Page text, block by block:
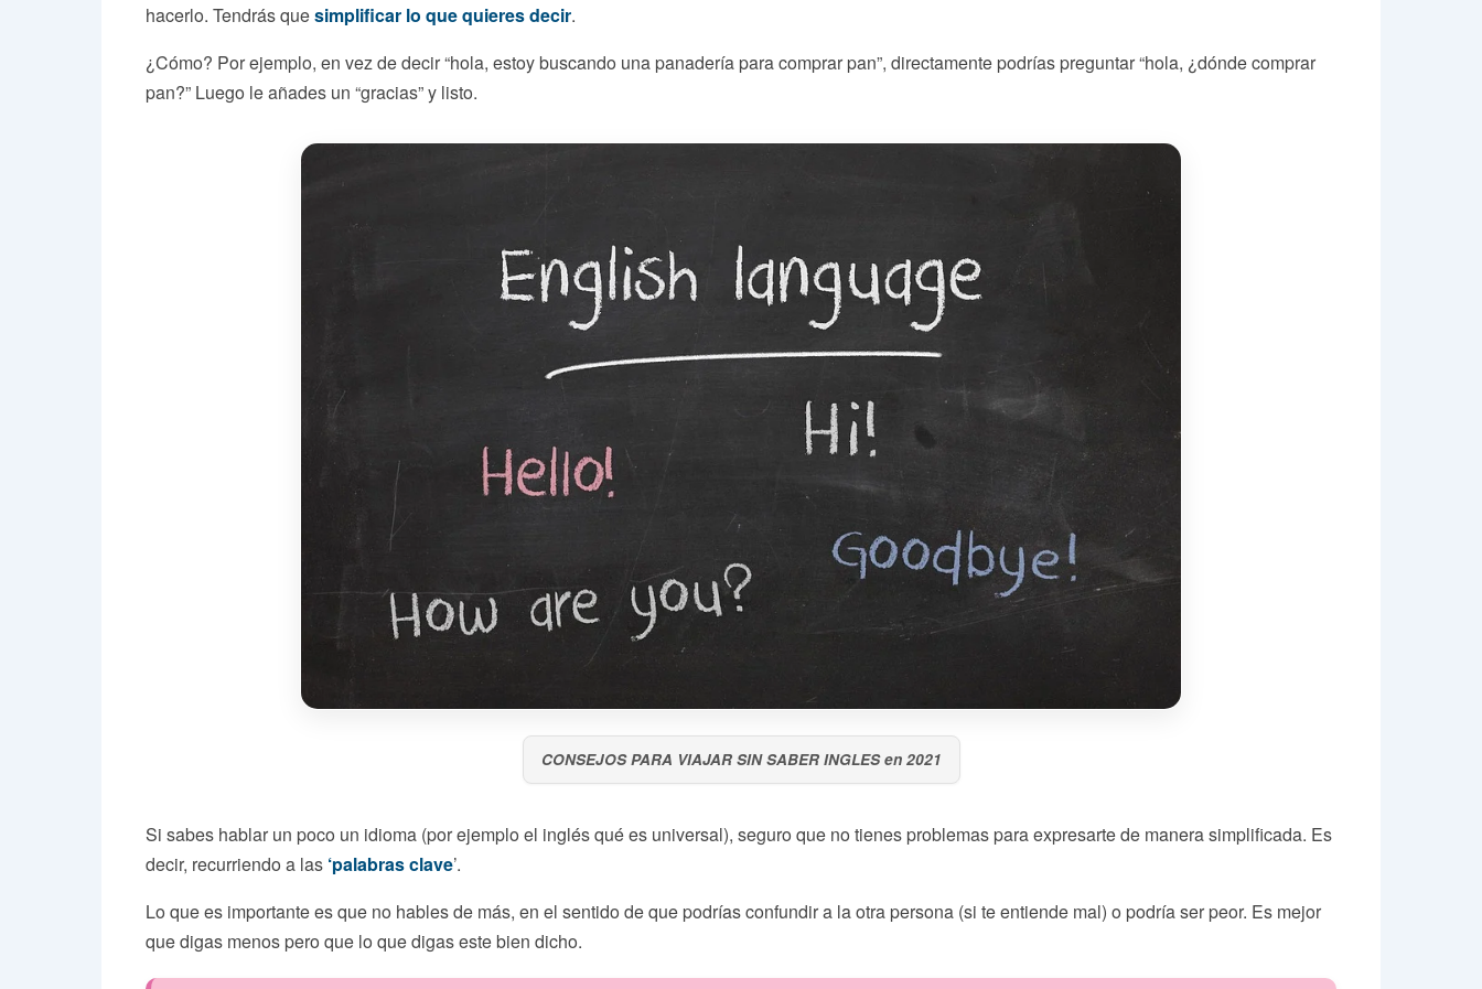
hacerlo. Tendrás quesimplificar lo que quieres decir.
¿Cómo? Por ejemplo, en vez de decir “hola, estoy buscando una panadería para comprar pan”, directamente podrías preguntar “hola, ¿dónde comprar
pan?” Luego le añades un “gracias” y listo.
CONSEJOS PARA VIAJAR SIN SABER INGLES en 2021
Si sabes hablar un poco un idioma (por ejemplo el inglés qué es universal), seguro que no tienes problemas para expresarte de manera simplificada. Es
decir, recurriendo a las ‘palabras clave’.
Lo que es importante es que no hables de más, en el sentido de que podrías confundir a la otra persona (si te entiende mal) o podría ser peor. Es mejor
que digas menos pero que lo que digas este bien dicho.